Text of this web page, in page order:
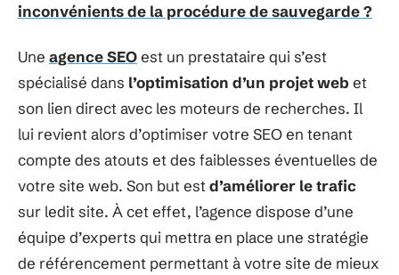
inconvénients de la procédure de sauvegarde ?
Une agence SEOest un prestataire qui s’est
spécialisé dans l’optimisation d’un projet webet
son lien direct avec les moteurs de recherches. Il
lui revient alors d’optimiser votre SEO en tenant
compte des atouts et des faiblesses éventuelles de
votre site web. Son but est d’améliorer le trafic
sur ledit site. À cet effet, l’agence dispose d’une
équipe d’experts qui mettra en place une stratégie
de référencement permettant à votre site de mieux